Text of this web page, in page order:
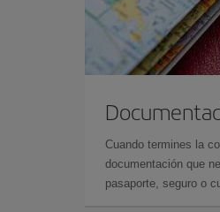
Cuando termines la
documentación que
pasaporte, seguro o